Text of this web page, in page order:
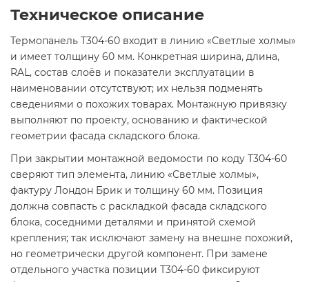
Техническое описание
Термопанель Т304-60 входит в линию «Светлые холмы»
и имеет толщину 60 мм. Конкретная ширина, длина,
RAL, состав слоёв и показатели эксплуатации в
наименовании отсутствуют; их нельзя подменять
сведениями о похожих товарах. Монтажную привязку
выполняют по проекту, основанию и фактической
геометрии фасада складского блока.
При закрытии монтажной ведомости по коду Т304-60
сверяют тип элемента, линию «Светлые холмы»,
фактуру Лондон Брик и толщину 60 мм. Позиция
должна совпасть с раскладкой фасада складского
блока, соседними деталями и принятой схемой
крепления; так исключают замену на внешне похожий,
но геометрически другой компонент. При замене
отдельного участка позиции Т304-60 фиксируют